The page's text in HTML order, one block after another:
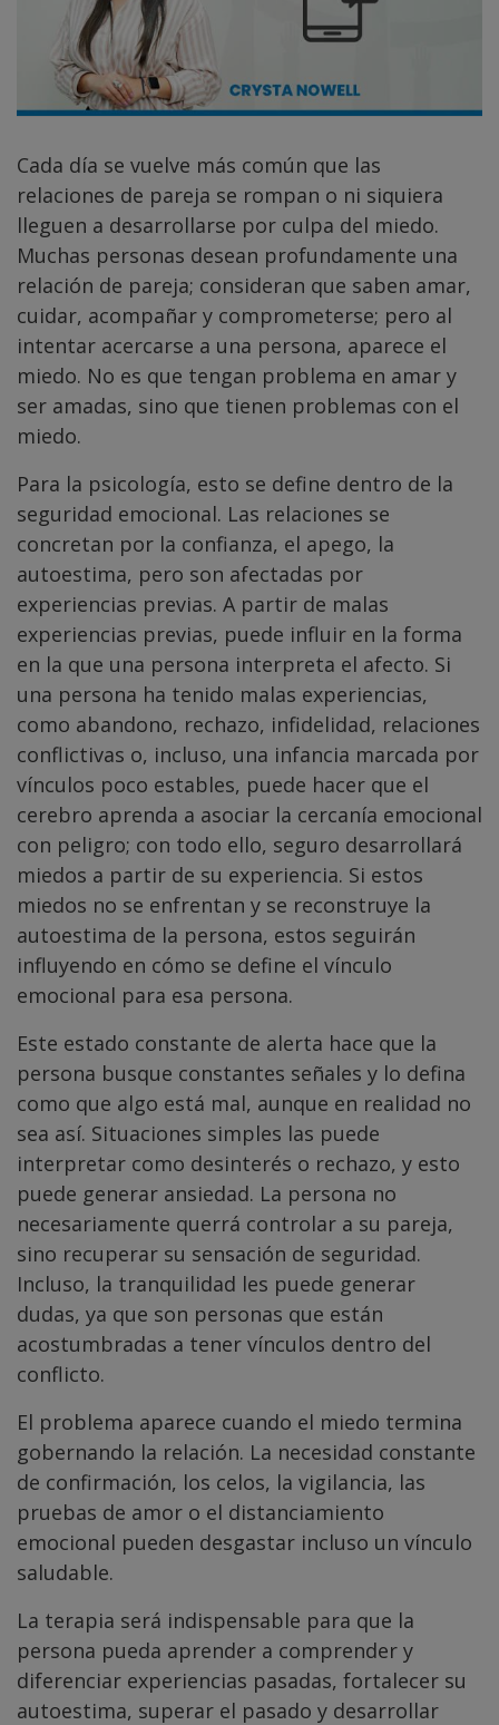
Cada día se vuelve más común que las
relaciones de pareja se rompan o ni siquiera
lleguen a desarrollarse por culpa del miedo.
Muchas personas desean profundamente una
relación de pareja; consideran que saben amar,
cuidar, acompañar y comprometerse; pero al
intentar acercarse a una persona, aparece el
miedo. No es que tengan problema en amar y
ser amadas, sino que tienen problemas con el
miedo.
Para la psicología, esto se define dentro de la
seguridad emocional. Las relaciones se
concretan por la confianza, el apego, la
autoestima, pero son afectadas por
experiencias previas. A partir de malas
experiencias previas, puede influir en la forma
en la que una persona interpreta el afecto. Si
una persona ha tenido malas experiencias,
como abandono, rechazo, infidelidad, relaciones
conflictivas o, incluso, una infancia marcada por
vínculos poco estables, puede hacer que el
cerebro aprenda a asociar la cercanía emocional
con peligro; con todo ello, seguro desarrollará
miedos a partir de su experiencia. Si estos
miedos no se enfrentan y se reconstruye la
autoestima de la persona, estos seguirán
influyendo en cómo se define el vínculo
emocional para esa persona.
Este estado constante de alerta hace que la
persona busque constantes señales y lo defina
como que algo está mal, aunque en realidad no
sea así. Situaciones simples las puede
interpretar como desinterés o rechazo, y esto
puede generar ansiedad. La persona no
necesariamente querrá controlar a su pareja,
sino recuperar su sensación de seguridad.
Incluso, la tranquilidad les puede generar
dudas, ya que son personas que están
acostumbradas a tener vínculos dentro del
conflicto.
El problema aparece cuando el miedo termina
gobernando la relación. La necesidad constante
de confirmación, los celos, la vigilancia, las
pruebas de amor o el distanciamiento
emocional pueden desgastar incluso un vínculo
saludable.
La terapia será indispensable para que la
persona pueda aprender a comprender y
diferenciar experiencias pasadas, fortalecer su
autoestima, superar el pasado y desarrollar